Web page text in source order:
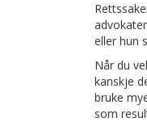
eller hun
Når du
kanskje
bruke
som